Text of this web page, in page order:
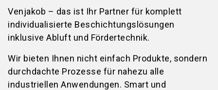
Venjakob – das ist Ihr Partner für komplett
individualisierte Beschichtungslösungen
inklusive Abluft und Fördertechnik.
Wir bieten Ihnen nicht einfach Produkte, sondern
durchdachte Prozesse für nahezu alle
industriellen Anwendungen. Smart und